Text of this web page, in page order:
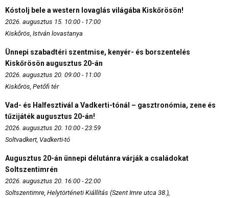
Kóstolj bele a western lovaglás világába Kiskőrösön!
2026. augusztus 15. 10:00 - 17:00
Kiskőrös, István lovastanya
Ünnepi szabadtéri szentmise, kenyér- és borszentelés
Kiskőrösön augusztus 20-án
2026. augusztus 20. 09:00 - 11:00
Kiskőrös, Petőfi tér
Vad- és Halfesztivál a Vadkerti-tónál – gasztronómia, zene és
tűzijáték augusztus 20-án!
2026. augusztus 20. 10:00 - 23:59
Soltvadkert, Vadkerti-tó
Augusztus 20-án ünnepi délutánra várják a családokat
Soltszentimrén
2026. augusztus 20. 16:00 - 22:00
Soltszentimre, Helytörténeti Kiállítás (Szent Imre utca 38.),